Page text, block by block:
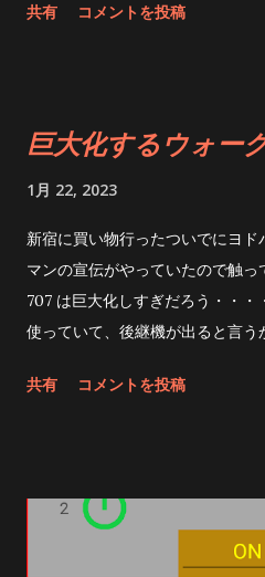
ムの色々気にくわないところを
ぇ・・・・ リリース用の署名と
Xamarin.FormsからMAUIへの以
Newtonsoft.jsonから
ールクラスの階層変更(色々予想
bleドライバーのさらなる抽象化
ぇ マイグレーションツールで移
クト内のファイルのファイル構
基板側をスイッチON、端末Bで
ばい、新しいアプリも、古いアプ
端末B・・・・お、今度は繋がっ
｢切断｣がシリアルに出力され
シリアルに出力される OK ・｢
る (´・ω・｀)何でや 手元の
と終了している 犯人は誰だ? あ
共有 コメントを投稿
巨大化するウォー
1月 22, 2023
新宿に買い物行ったついでにヨ
マンの宣伝がやっていたので触
707 は巨大化しすぎだろう・・
使っていて、後継機が出ると言
理だよなぁと思いつつ、けどロ
たら、結局は今使っているウォ
共有 コメントを投稿